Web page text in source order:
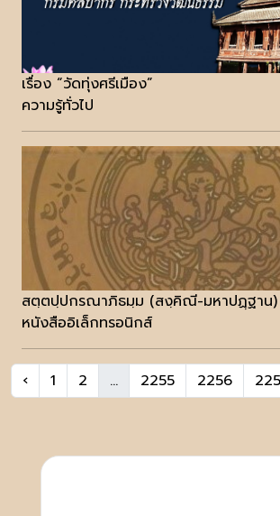
เรื่อง “วัดทุ่งศรีเมือง”
ความรู้ทั่วไป
สตฺตปฺปกรณาภิธมฺม (สงฺคิณี-มหาปฏฺฐาน)
หนังสืออิเล็กทรอนิกส์
‹ 1 2 ... 2255 2256